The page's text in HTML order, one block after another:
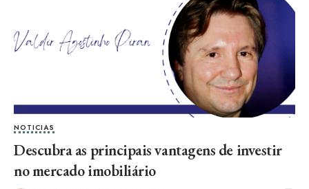
NOTICIAS
Descubra as principais vantagens de investir
no mercado imobiliário